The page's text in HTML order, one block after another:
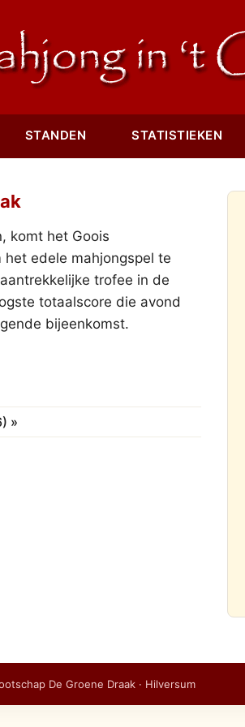
STANDEN STATISTIEKEN
komt het Goois
het edele mahjongspel te
trofee in de
totaalscore die avond
bijeenkomst.
»
De Groene Draak · Hilversum